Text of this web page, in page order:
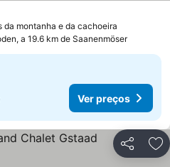
da montanha e da cachoeira
a 19.6 km de Saanenmöser
Ver preços
Partilhar